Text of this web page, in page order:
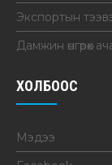
Экспортын
Дамжин өнгөрөх
ХОЛБООС
Мэдээ